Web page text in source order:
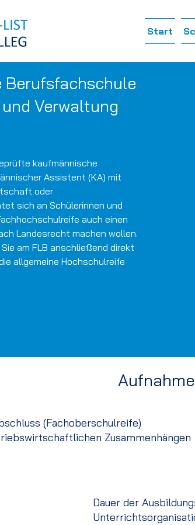
Start
Berufsfachschule
Verwaltung
kaufmännische
Assistent (KA) mit
oder
sich an Schülerinnen und
auch einen
Landesrecht machen wollen.
am FLB anschließend direkt
allgemeine Hochschulreife
(Fachoberschulreife)
Zusammenhängen
Dauer der